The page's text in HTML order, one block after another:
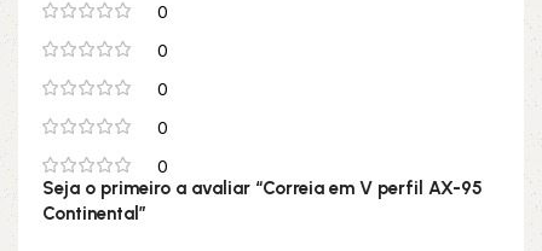
0
0
0
0
0
Seja o primeiro a avaliar “Correia em V perfil AX-95
Continental”